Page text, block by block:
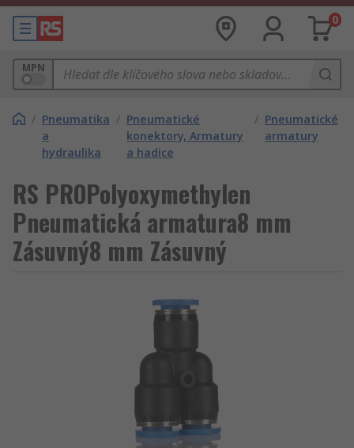
0
MPN
/ Pneumatika
a
hydraulika
/ Pneumatické
konektory, Armatury
a hadice
/ Pneumatické
armatury
RS PROPolyoxymethylen
Pneumatická armatura8 mm
Zásuvný8 mm Zásuvný